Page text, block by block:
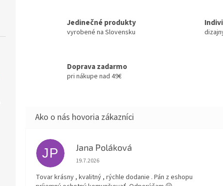
Jedinečné produkty
vyrobené na Slovensku
Doprava zadarmo
pri nákupe nad 49€
JP Jana Poláková
Hodnotenie obchodu je 5 z 5 hviezdičiek.
19.7.2026
Tovar krásny , kvalitný , rýchle dodanie . Pán z eshopu